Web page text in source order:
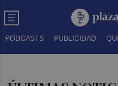
PODCASTS PUBLICIDAD